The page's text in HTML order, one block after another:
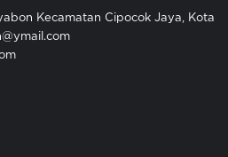
Kecamatan Cipocok Jaya, Kota